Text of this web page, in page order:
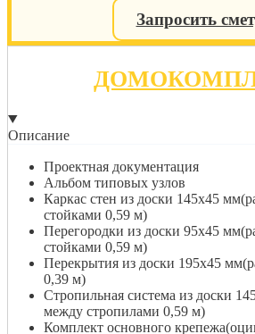
Запросить
Описание
Проектная документация
Альбом типовых узлов
Каркас стен из доски 145х45
стойками 0,59 м)
Перегородки из доски 95х45
стойками 0,59 м)
Перекрытия из доски 195х45
0,39 м)
Стропильная система из доски
между стропилами 0,59 м)
Комплект основного